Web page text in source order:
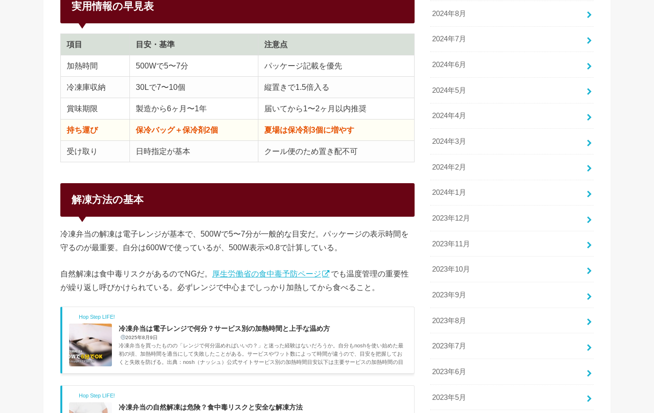
実用情報の早見表
項目 目安・基準 注意点
加熱時間 500Wで5〜7分 パッケージ記載を優先
冷凍庫収納 30Lで7〜10個 縦置きで1.5倍入る
賞味期限 製造から6ヶ月〜1年 届いてから1〜2ヶ月以内推奨
持ち運び 保冷バッグ＋保冷剤2個 夏場は保冷剤3個に増やす
受け取り 日時指定が基本 クール便のため置き配不可
解凍方法の基本
冷凍弁当の解凍は電子レンジが基本で、500Wで5〜7分が一般的な目安だ。パッケージの表示時間を
守るのが最重要。自分は600Wで使っているが、500W表示×0.8で計算している。
自然解凍は食中毒リスクがあるのでNGだ。 厚生労働省の食中毒予防ページ
でも温度管理の重要性
が繰り返し呼びかけられている。必ずレンジで中心までしっかり加熱してから食べること。
Hop Step LIFE!
冷凍弁当は電子レンジで何分？サービス別の加熱時間と上手な温め方
2025年8月9日
冷凍弁当を買ったものの「レンジで何分温めればいいの？」と迷った経験はないだろうか。自分もnoshを使い始めた最
初の頃、加熱時間を適当にして失敗したことがある。サービスやワット数によって時間が違うので、目安を把握してお
くと失敗を防げる。出典：nosh（ナッシュ）公式サイトサービス別の加熱時間目安以下は主要サービスの加熱時間の目
Hop Step LIFE!
冷凍弁当の自然解凍は危険？食中毒リスクと安全な解凍方法
2024年8月
2024年7月
2024年6月
2024年5月
2024年4月
2024年3月
2024年2月
2024年1月
2023年12月
2023年11月
2023年10月
2023年9月
2023年8月
2023年7月
2023年6月
2023年5月